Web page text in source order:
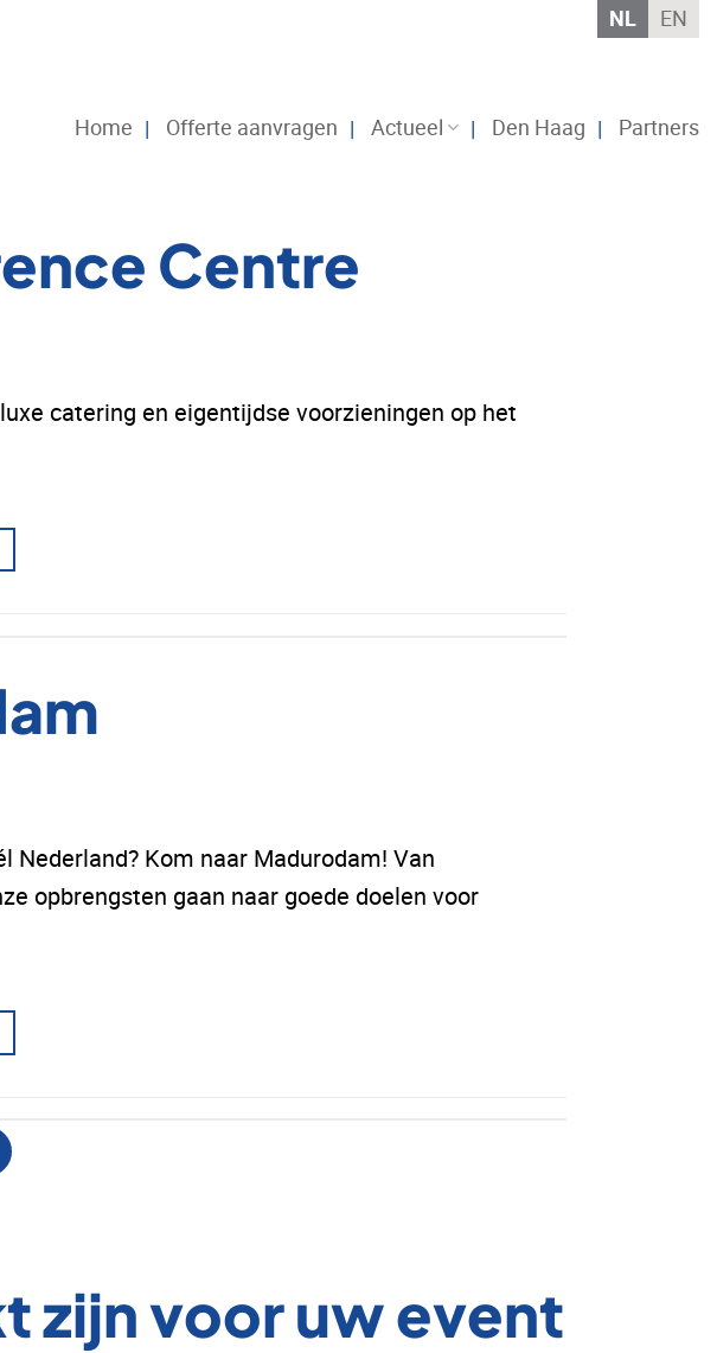
NL EN
Home Offerte aanvragen Actueel Den Haag Partners
Centre
catering en eigentijdse voorzieningen op het
Kom naar Madurodam! Van
opbrengsten gaan naar goede doelen voor
zijn voor uw event